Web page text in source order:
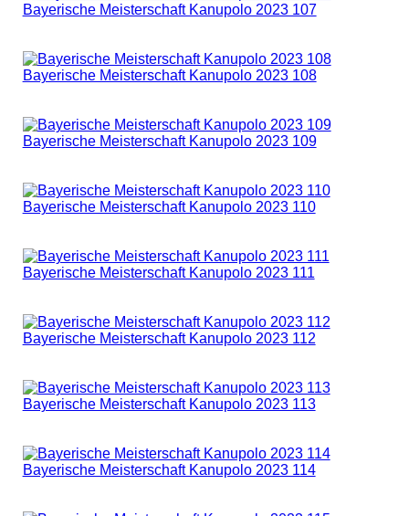
Bayerische Meisterschaft Kanupolo 2023 107
Bayerische Meisterschaft Kanupolo 2023 108
Bayerische Meisterschaft Kanupolo 2023 109
Bayerische Meisterschaft Kanupolo 2023 110
Bayerische Meisterschaft Kanupolo 2023 111
Bayerische Meisterschaft Kanupolo 2023 112
Bayerische Meisterschaft Kanupolo 2023 113
Bayerische Meisterschaft Kanupolo 2023 114